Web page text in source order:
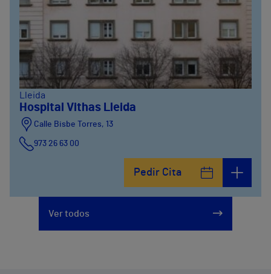
Lleida
Hospital Vithas Lleida
Calle Bisbe Torres, 13
973 26 63 00
Pedir Cita
Ver todos